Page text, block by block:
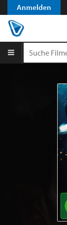
Anmelden